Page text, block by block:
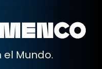
el Mundo.